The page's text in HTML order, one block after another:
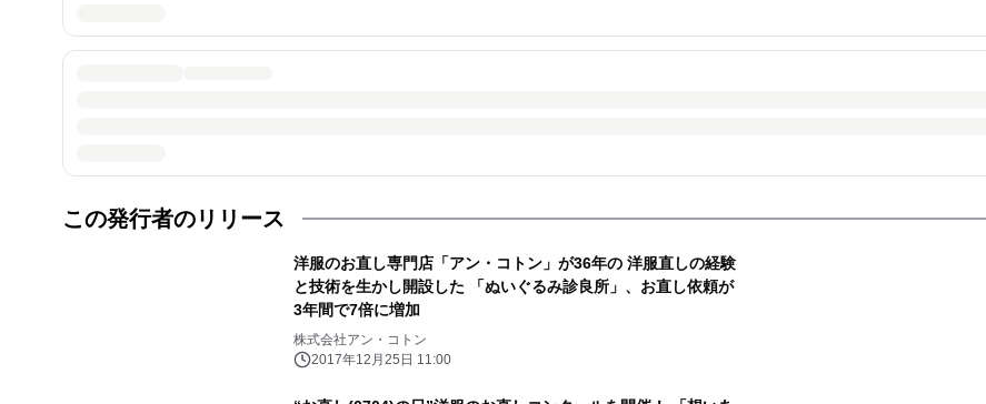
この発行者のリリース
洋服のお直し専門店「アン・コトン」が36年の 洋服直しの経験
と技術を生かし開設した 「ぬいぐるみ診良所」、お直し依頼が
3年間で7倍に増加
株式会社アン・コトン
2017年12月25日 11:00